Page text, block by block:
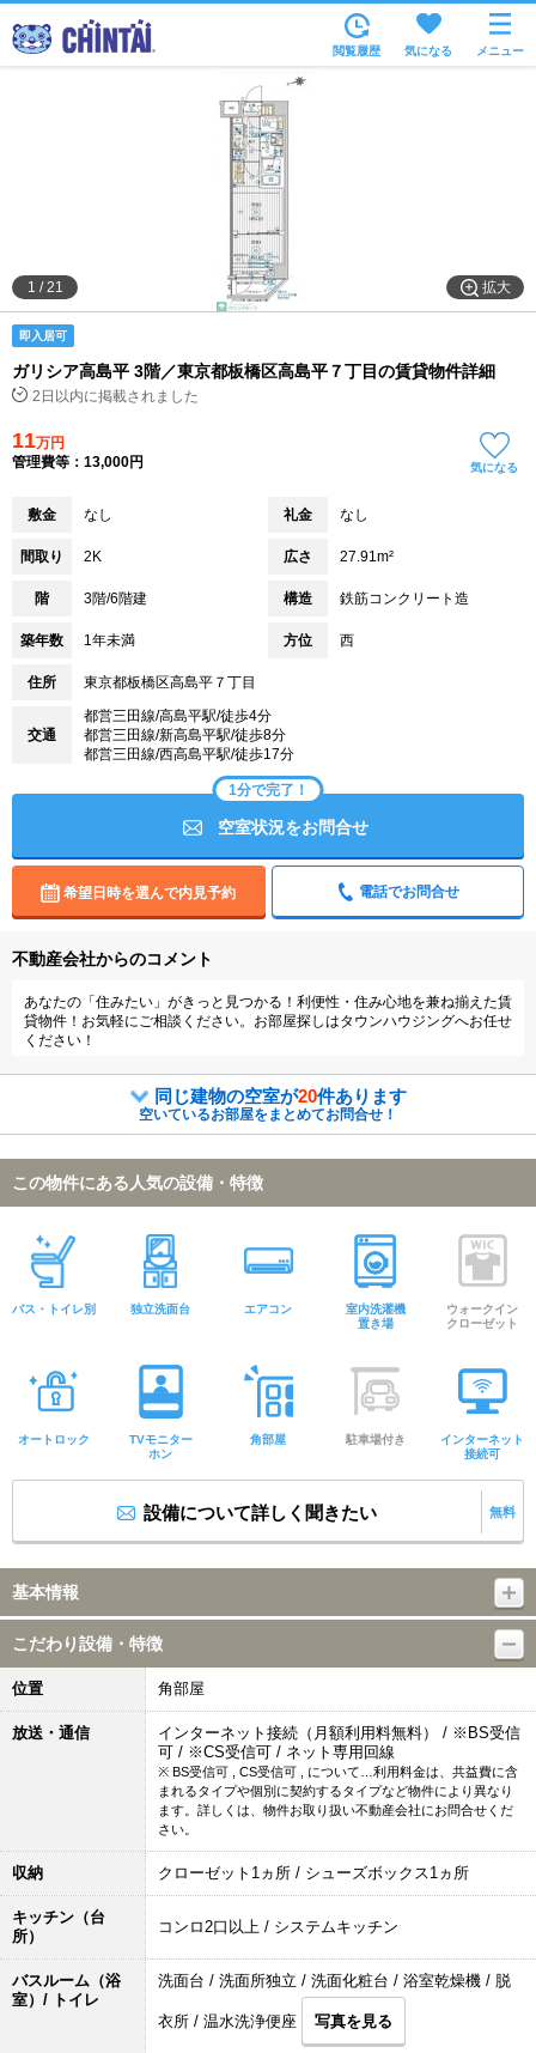
沿線・駅から
住所から
家賃相場から
通勤通学時間から
物件特集から
不動産会社から
閲覧履歴 気になる メニュー
拡大
1 /21
即入居可
ガリシア高島平 3階／東京都板橋区高島平７丁目の賃貸物件詳細
2日以内に掲載されました
11万円
管理費等：13,000円
気になる
敷金 なし 礼金 なし
間取り 2K 広さ 27.91m²
階 3階/6階建 構造 鉄筋コンクリート造
築年数 1年未満 方位 西
住所 東京都板橋区高島平７丁目
交通
都営三田線/高島平駅/徒歩4分
都営三田線/新高島平駅/徒歩8分
都営三田線/西高島平駅/徒歩17分
1分で完了！
空室状況をお問合せ
希望日時を選んで内見予約 電話でお問合せ
不動産会社からのコメント
あなたの「住みたい」がきっと見つかる！利便性・住み心地を兼ね揃えた賃
貸物件！お気軽にご相談ください。お部屋探しはタウンハウジングへお任せ
ください！
同じ建物の空室が20件あります
空いているお部屋をまとめてお問合せ！
この物件にある人気の設備・特徴
バス・トイレ別 独立洗面台 エアコン
室内洗濯機
置き場
ウォークイン
クローゼット
オートロック
TVモニター
ホン
角部屋 駐車場付き
インターネット
接続可
設備について詳しく聞きたい 無料
基本情報
こだわり設備・特徴
位置 角部屋
放送・通信
インターネット接続（月額利用料無料） / ※BS受信
可 / ※CS受信可 / ネット専用回線
※ BS受信可 , CS受信可 , について…利用料金は、共益費に含
まれるタイプや個別に契約するタイプなど物件により異なり
ます。詳しくは、物件お取り扱い不動産会社にお問合せくだ
さい。
収納 クローゼット1ヵ所 / シューズボックス1ヵ所
キッチン（台
所）
コンロ2口以上 / システムキッチン
バスルーム（浴
室）/ トイレ
洗面台 / 洗面所独立 / 洗面化粧台 / 浴室乾燥機 / 脱
衣所 / 温水洗浄便座 写真を見る